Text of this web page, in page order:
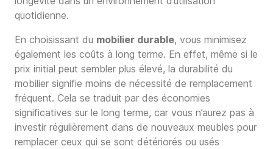
quotidienne.
En choisissant du mobilier durable, vous minimisez
également les coûts à long terme. En effet, même si le
prix initial peut sembler plus élevé, la durabilité du
mobilier signifie moins de nécessité de remplacement
fréquent. Cela se traduit par des économies
significatives sur le long terme, car vous n’aurez pas à
investir régulièrement dans de nouveaux meubles pour
remplacer ceux qui se sont détériorés ou usés